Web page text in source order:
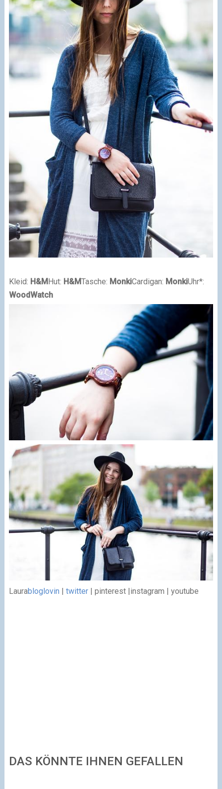
Kleid: H&M Hut: H&MTasche: MonkiCardigan: MonkiUhr*:
WoodWatch
Laurabloglovin | twitter| pinterest |instagram | youtube
DAS KÖNNTE IHNEN GEFALLEN